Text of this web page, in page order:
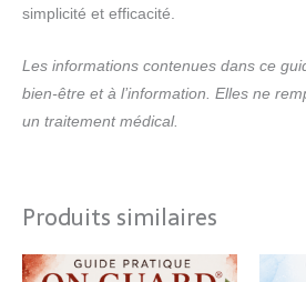
simplicité et efficacité.
Les informations contenues dans ce
bien-être et à l’information. Elles ne
un traitement médical.
Produits similaires